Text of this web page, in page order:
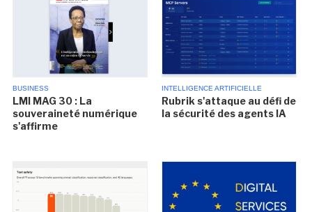
BUSINESS
LMI MAG 30 : La
souveraineté numérique
s'affirme
INTELLIGENCE ARTIFICIELLE
Rubrik s'attaque au défi de
la sécurité des agents IA